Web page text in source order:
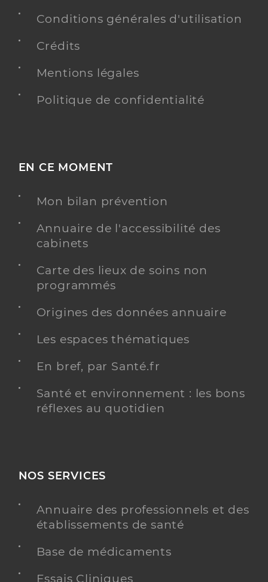
Conditions générales d'utilisation
Crédits
Mentions légales
Politique de confidentialité
EN CE MOMENT
Mon bilan prévention
Annuaire de l'accessibilité des
cabinets
Carte des lieux de soins non
programmés
Origines des données annuaire
Les espaces thématiques
En bref, par Santé.fr
Santé et environnement : les bons
réflexes au quotidien
NOS SERVICES
Annuaire des professionnels et des
établissements de santé
Base de médicaments
Essais Cliniques